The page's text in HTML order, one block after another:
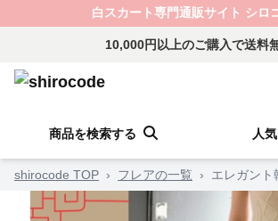
白スカート専門通販サイト シロ
10,000円以上のご購入で送料
商品を検索する 人
shirocode TOP › フレアの一覧 › エレガント